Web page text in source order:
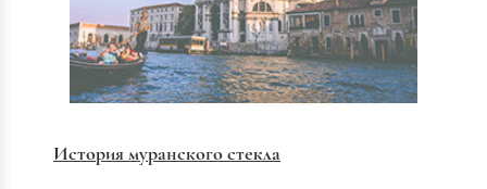
История муранского стекла